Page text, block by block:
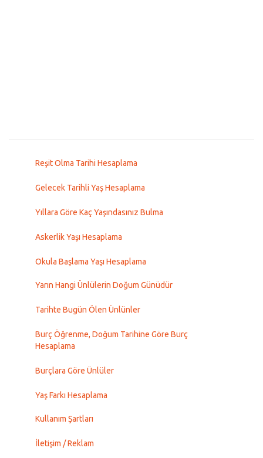
Reşit Olma Tarihi Hesaplama
Gelecek Tarihli Yaş Hesaplama
Yıllara Göre Kaç Yaşındasınız Bulma
Askerlik Yaşı Hesaplama
Okula Başlama Yaşı Hesaplama
Yarın Hangi Ünlülerin Doğum Günüdür
Tarihte Bugün Ölen Ünlünler
Burç Öğrenme, Doğum Tarihine Göre Burç
Hesaplama
Burçlara Göre Ünlüler
Yaş Farkı Hesaplama
Kullanım Şartları
İletişim / Reklam